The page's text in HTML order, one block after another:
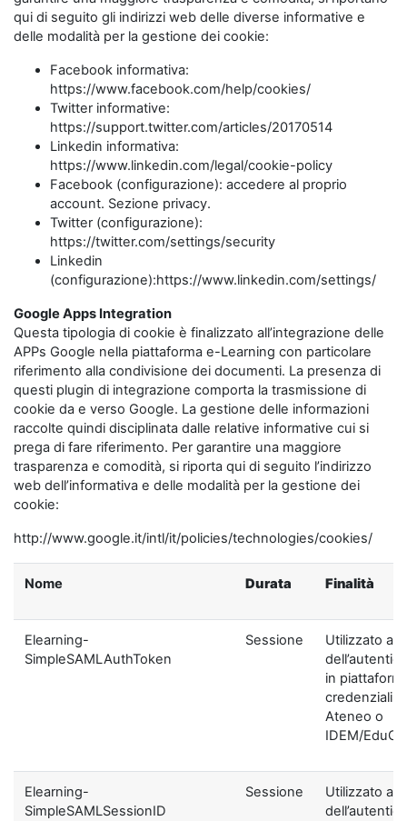
qui di seguito gli indirizzi web delle diverse informative e
delle modalità per la gestione dei cookie:
Facebook informativa:
https://www.facebook.com/help/cookies/
Twitter informative:
https://support.twitter.com/articles/20170514
Linkedin informativa:
https://www.linkedin.com/legal/cookie-policy
Facebook (configurazione): accedere al proprio
account. Sezione privacy.
Twitter (configurazione):
https://twitter.com/settings/security
Linkedin
(configurazione):https://www.linkedin.com/settings/
Google Apps Integration
Questa tipologia di cookie è finalizzato all’integrazione delle
APPs Google nella piattaforma e-Learning con particolare
riferimento alla condivisione dei documenti. La presenza di
questi plugin di integrazione comporta la trasmissione di
cookie da e verso Google. La gestione delle informazioni
raccolte quindi disciplinata dalle relative informative cui si
prega di fare riferimento. Per garantire una maggiore
trasparenza e comodità, si riporta qui di seguito l’indirizzo
web dell’informativa e delle modalità per la gestione dei
cookie:
http://www.google.it/intl/it/policies/technologies/cookies/
Nome Durata Finalità
Elearning-
SimpleSAMLAuthToken
Sessione
Utilizzato ai
in
credenziali di
Ateneo o
IDEM/
Elearning-
SimpleSAMLSessionID
Sessione
Utilizzato ai